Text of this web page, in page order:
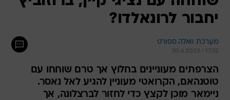
יחבור לרונאלדו?
מערכת וואלה ספורט
20.6.2023 / 17:52
הצרפתים מעוניינים בחלוץ אך טרם שוחחו עם
טוטנהאם, הקרואטי מעוניין להגיע לאל נאסר.
ניימאר מוכן לקצץ כדי לחזור לברצלונה, אך